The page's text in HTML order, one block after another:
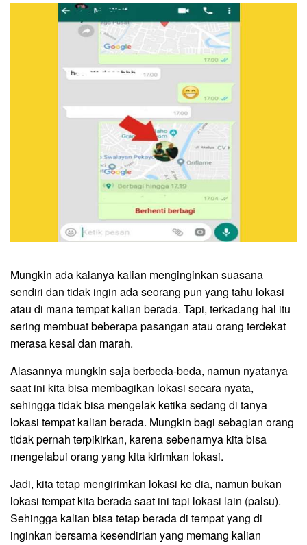
Mungkin ada kalanya kalian menginginkan suasana
sendiri dan tidak ingin ada seorang pun yang tahu lokasi
atau di mana tempat kalian berada. Tapi, terkadang hal itu
sering membuat beberapa pasangan atau orang terdekat
merasa kesal dan marah.
Alasannya mungkin saja berbeda-beda, namun nyatanya
saat ini kita bisa membagikan lokasi secara nyata,
sehingga tidak bisa mengelak ketika sedang di tanya
lokasi tempat kalian berada. Mungkin bagi sebagian orang
tidak pernah terpikirkan, karena sebenarnya kita bisa
mengelabui orang yang kita kirimkan lokasi.
Jadi, kita tetap mengirimkan lokasi ke dia, namun bukan
lokasi tempat kita berada saat ini tapi lokasi lain (palsu).
Sehingga kalian bisa tetap berada di tempat yang di
inginkan bersama kesendirian yang memang kalian